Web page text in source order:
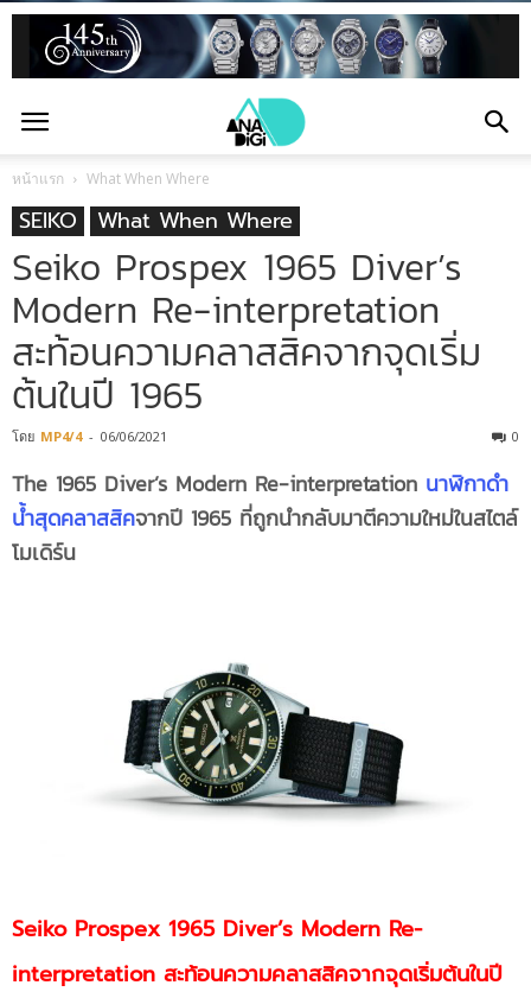
หน้าแรก What When Where
SEIKO What When Where
Seiko Prospex 1965 Diver’s
Modern Re-interpretation
สะท้อนความคลาสสิคจากจุดเริ่ม
ต้นในปี 1965
โดย MP4/4 - 06/06/2021 0
The 1965 Diver’s Modern Re-interpretation นาฬิกาดำ
น้ำสุดคลาสสิคจากปี 1965 ที่ถูกนำกลับมาตีความใหม่ในสไตล์
โมเดิร์น
Seiko Prospex 1965 Diver’s Modern Re-
interpretation สะท้อนความคลาสสิคจากจุดเริ่มต้นในปี